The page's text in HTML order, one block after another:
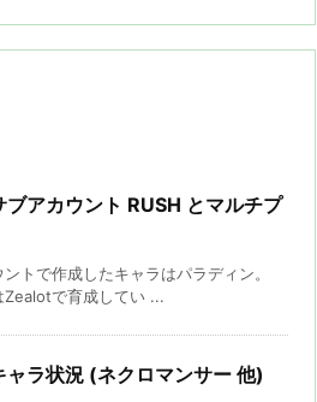
アカウント RUSH とマルチプ
トで作成したキャラはパラディン。
Zealotで育成してい ...
ャラ状況 (ネクロマンサー 他)